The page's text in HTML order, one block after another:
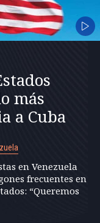
más
a Cuba
en Venezuela
frecuentes en
“Queremos